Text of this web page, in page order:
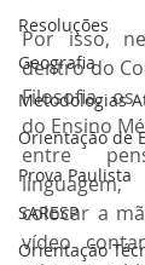
Resoluções
Geografia
Metodologias
Orientação de
Prova Paulista
SARESP
Orientação
Por isso,
dentro do
Filosofia, os
do Ensino
entre
colocar a
vídeo